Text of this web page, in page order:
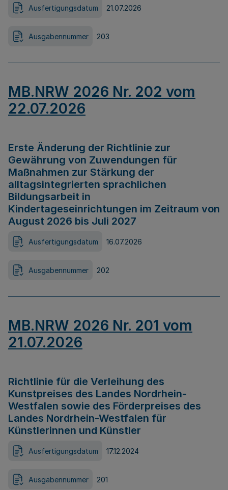
Ausfertigungsdatum 21.07.2026
Ausgabennummer 203
MB.NRW 2026 Nr. 202 vom
22.07.2026
Erste Änderung der Richtlinie zur
Gewährung von Zuwendungen für
Maßnahmen zur Stärkung der
alltagsintegrierten sprachlichen
Bildungsarbeit in
Kindertageseinrichtungen im Zeitraum von
August 2026 bis Juli 2027
Ausfertigungsdatum 16.07.2026
Ausgabennummer 202
MB.NRW 2026 Nr. 201 vom
21.07.2026
Richtlinie für die Verleihung des
Kunstpreises des Landes Nordrhein-
Westfalen sowie des Förderpreises des
Landes Nordrhein-Westfalen für
Künstlerinnen und Künstler
Ausfertigungsdatum 17.12.2024
Ausgabennummer 201